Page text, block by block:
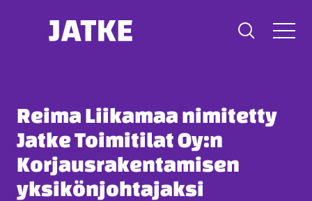
Reima Liikamaa nimitetty
Jatke Toimitilat Oy:n
Korjausrakentamisen
yksikönjohtajaksi